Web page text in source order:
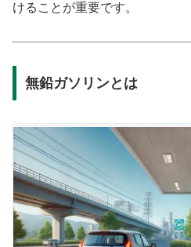
けることが重要です。
無鉛ガソリンとは